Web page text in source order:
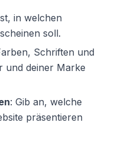
in welchen
soll.
Schriften und
und deiner Marke
: Gib an, welche
präsentieren